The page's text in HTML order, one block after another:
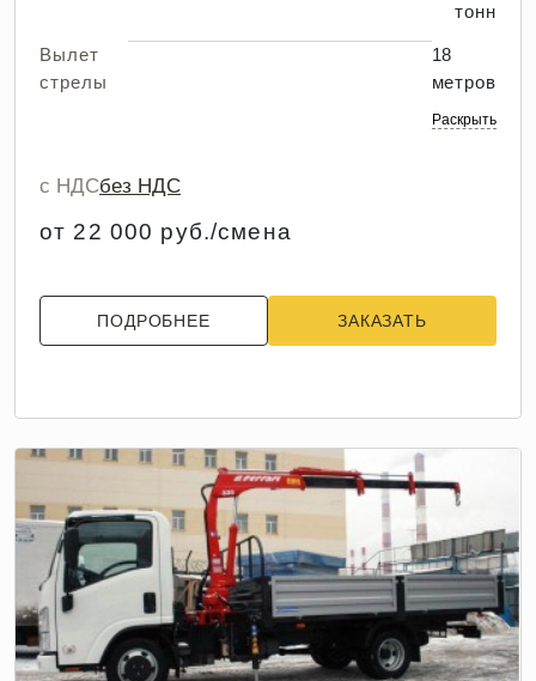
тонн
Вылет
стрелы
18
метров
Раскрыть
с НДСбез НДС
от 22 000 руб./смена
ПОДРОБНЕЕ ЗАКАЗАТЬ